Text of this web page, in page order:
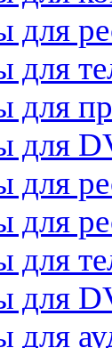
для
для
для
для
для
для
для
для
для